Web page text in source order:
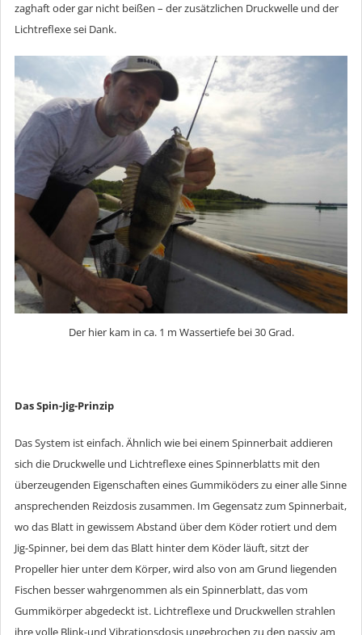
zaghaft oder gar nicht beißen – der zusätzlichen Druckwelle und der
Lichtreflexe sei Dank.
Der hier kam in ca. 1 m Wassertiefe bei 30 Grad.
Das Spin-Jig-Prinzip
Das System ist einfach. Ähnlich wie bei einem Spinnerbait addieren
sich die Druckwelle und Lichtreflexe eines Spinnerblatts mit den
überzeugenden Eigenschaften eines Gummiköders zu einer alle Sinne
ansprechenden Reizdosis zusammen. Im Gegensatz zum Spinnerbait,
wo das Blatt in gewissem Abstand über dem Köder rotiert und dem
Jig-Spinner, bei dem das Blatt hinter dem Köder läuft, sitzt der
Propeller hier unter dem Körper, wird also von am Grund liegenden
Fischen besser wahrgenommen als ein Spinnerblatt, das vom
Gummikörper abgedeckt ist. Lichtreflexe und Druckwellen strahlen
ihre volle Blink-und Vibrationsdosis ungebrochen zu den passiv am